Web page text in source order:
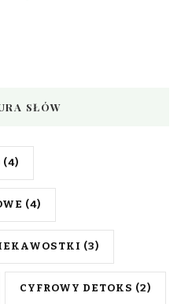
SŁÓW
(4)
(4)
(3)
CYFROWY DETOKS (2)